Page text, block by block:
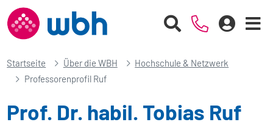
Startseite Über die WBH
Hochschule & Netzwerk
Professorenprofil Ruf
Prof. Dr. habil. Tobias Ruf